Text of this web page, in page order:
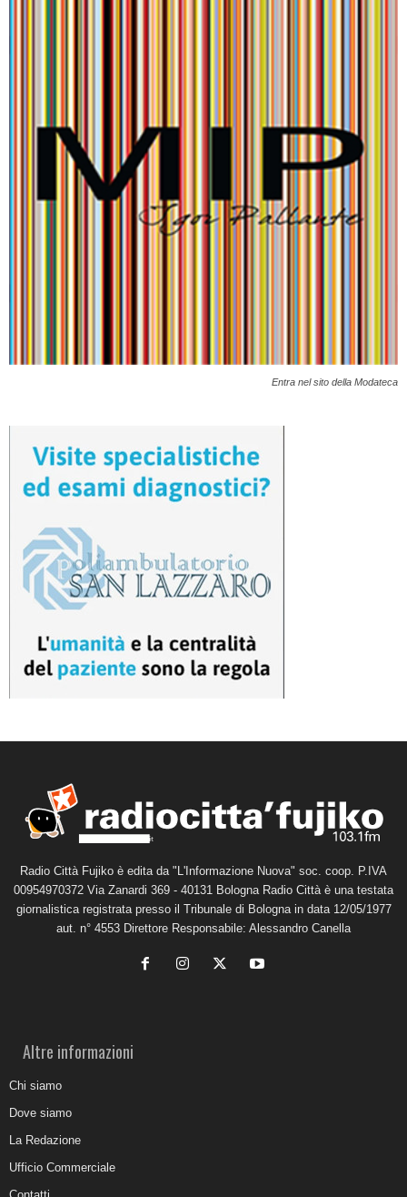
Entra nel sito della Modateca
Radio Città Fujiko è edita da "L'Informazione Nuova" soc. coop. P.IVA
00954970372 Via Zanardi 369 - 40131 Bologna Radio Città è una testata
giornalistica registrata presso il Tribunale di Bologna in data 12/05/1977
aut. n° 4553 Direttore Responsabile: Alessandro Canella
Altre informazioni
Chi siamo
Dove siamo
La Redazione
Ufficio Commerciale